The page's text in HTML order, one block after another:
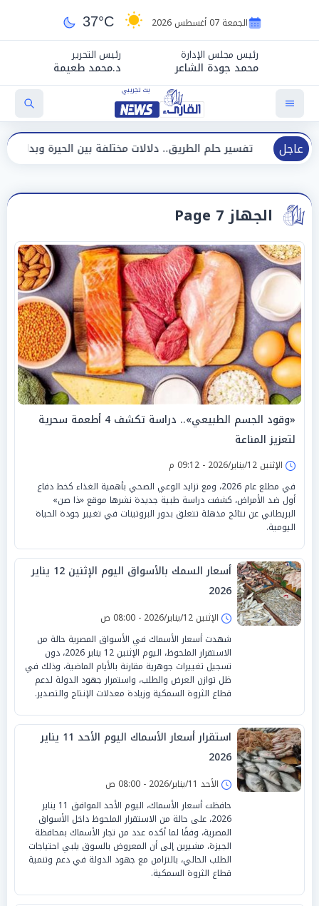
الجمعة 07 أغسطس 2026 37°C
رئيس مجلس الإدارة
محمد جودة الشاعر
رئيس التحرير
د.محمد طعيمة
عاجل
حلم الطريق.. دلالات مختلفة بين الحيرة وبداية مرحلة جديدة
الجهاز Page 7
«وقود الجسم الطبيعي».. دراسة تكشف 4 أطعمة سحرية
لتعزيز المناعة
الإثنين 12/يناير/2026 - 09:12 م
في مطلع عام 2026، ومع تزايد الوعي الصحي بأهمية الغذاء كخط دفاع
أول ضد الأمراض، كشفت دراسة طبية جديدة نشرها موقع «ذا صن»
البريطاني عن نتائج مذهلة تتعلق بدور البروتينات في تغيير جودة الحياة
اليومية.
أسعار السمك بالأسواق اليوم الإثنين 12 يناير
2026
الإثنين 12/يناير/2026 - 08:00 ص
شهدت أسعار الأسماك في الأسواق المصرية حالة من
الاستقرار الملحوظ، اليوم الإثنين 12 يناير 2026، دون
تسجيل تغييرات جوهرية مقارنة بالأيام الماضية، وذلك في
ظل توازن العرض والطلب، واستمرار جهود الدولة لدعم
قطاع الثروة السمكية وزيادة معدلات الإنتاج والتصدير.
استقرار أسعار الأسماك اليوم الأحد 11 يناير
2026
الأحد 11/يناير/2026 - 08:00 ص
حافظت أسعار الأسماك، اليوم الأحد الموافق 11 يناير
2026، على حالة من الاستقرار الملحوظ داخل الأسواق
المصرية، وفقًا لما أكده عدد من تجار الأسماك بمحافظة
الجيزة، مشيرين إلى أن المعروض بالسوق يلبي احتياجات
الطلب الحالي، بالتزامن مع جهود الدولة في دعم وتنمية
قطاع الثروة السمكية.